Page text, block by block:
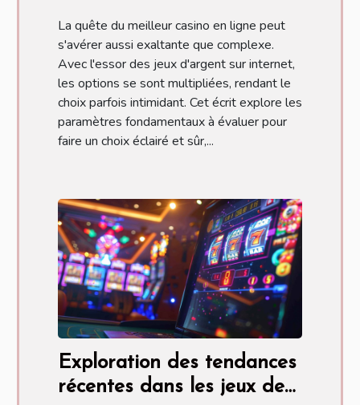
La quête du meilleur casino en ligne peut
s'avérer aussi exaltante que complexe.
Avec l'essor des jeux d'argent sur internet,
les options se sont multipliées, rendant le
choix parfois intimidant. Cet écrit explore les
paramètres fondamentaux à évaluer pour
faire un choix éclairé et sûr,...
Exploration des tendances
récentes dans les jeux de